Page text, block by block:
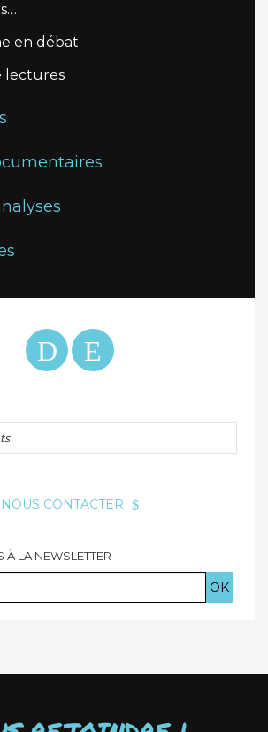
en débat
lectures
NOUS CONTACTER
LA NEWSLETTER